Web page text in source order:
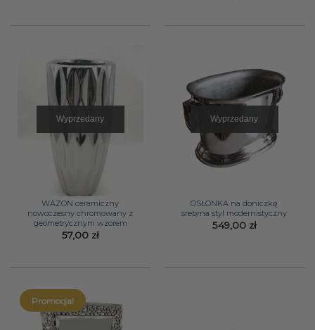
Wyprzedany
WAZON ceramiczny
nowoczesny chromowany z
geometrycznym wzorem
57,00 zł
Wyprzedany
OSŁONKA na doniczkę
srebrna styl modernistyczny
549,00 zł
Promocja!